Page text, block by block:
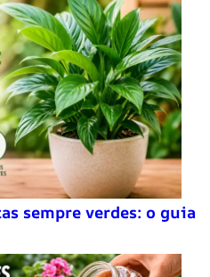
sempre verdes: o guia